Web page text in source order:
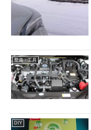
整備・工具
DIY